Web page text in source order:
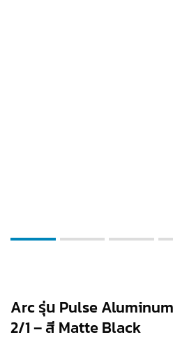
Arc รุ่น Pulse
2/1 – สี Matte Black